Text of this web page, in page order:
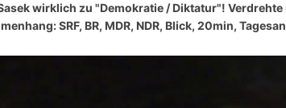
wirklich zu "Demokratie / Diktatur"!
SRF, BR, MDR, NDR, Blick, 20min,